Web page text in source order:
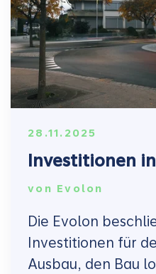
28.11.2025
Investitionen
von Evolon
Die Evolon
Investitionen für
Ausbau, den Bau